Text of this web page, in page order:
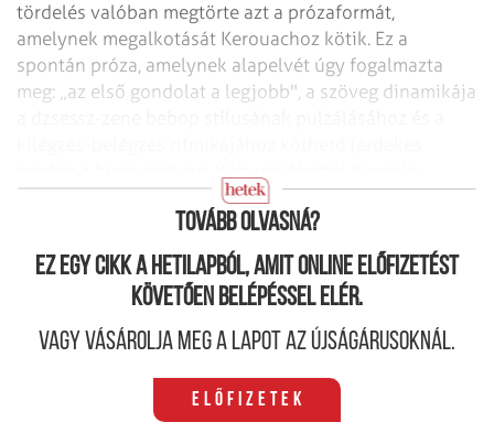
tördelés valóban megtörte azt a prózaformát,
amelynek megalkotását Kerouachoz kötik. Ez a
spontán próza, amelynek alapelvét úgy fogalmazta
meg: „az első gondolat a legjobb", a szöveg dinamikája
módszert említ írásainak elkészítésekor).
Tovább olvasná?
Ez egy cikk a hetilapból, amit online előfizetést
követően belépéssel elér.
Vagy vásárolja meg a lapot az újságárusoknál.
Előfizetek